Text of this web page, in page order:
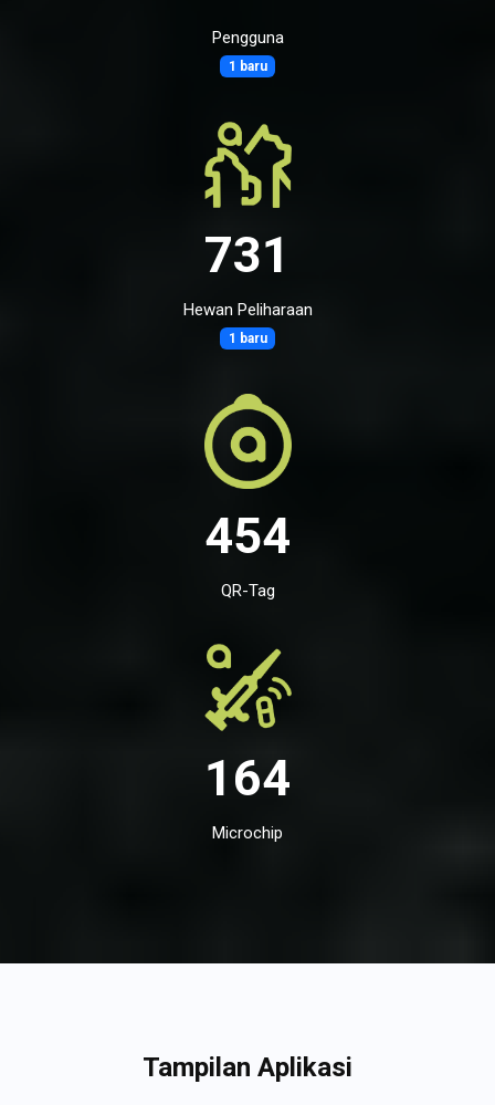
Pengguna
1 baru
731
Hewan Peliharaan
1 baru
454
QR-Tag
164
Microchip
Tampilan Aplikasi